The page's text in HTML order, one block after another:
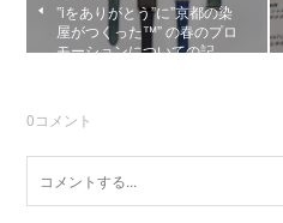
”iをありがとう”に”京都の染
屋がつくった™” の春のプロ
モーションについての記…
0コメント